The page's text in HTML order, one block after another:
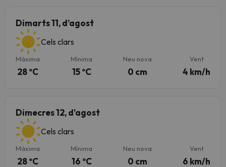
Dimarts 11, d’agost
Cels clars
Màxima
28 ºC
Mínima
15 ºC
Neu nova
0 cm
Vent
4 km/h
Dimecres 12, d’agost
Cels clars
Màxima
28 ºC
Mínima
16 ºC
Neu nova
0 cm
Vent
6 km/h